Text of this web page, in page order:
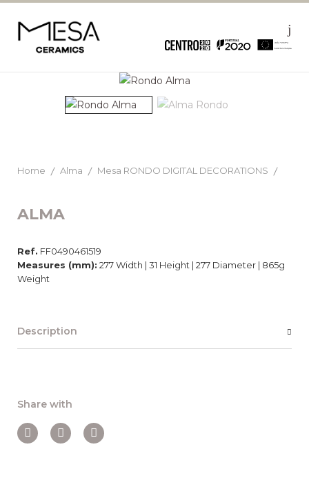
Home Alma Mesa RONDO DIGITAL DECORATIONS
ALMA
Ref. FF0490461519
Measures (mm): 277 Width | 31 Height | 277 Diameter | 865g
Weight
Description
Share with